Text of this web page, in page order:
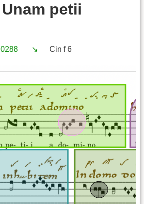
Unam petii
0288 ↘️ Cin f 6